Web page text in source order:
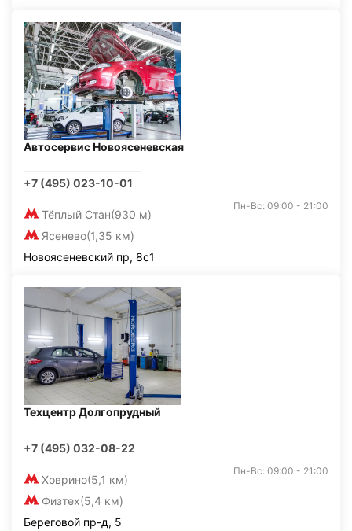
Автосервис Новоясеневская
+7 (495) 023-10-01
Тёплый Стан(930 м)
Ясенево(1,35 км)
Пн-Вс: 09:00 - 21:00
Новоясеневский пр, 8с1
Техцентр Долгопрудный
+7 (495) 032-08-22
Ховрино(5,1 км)
Физтех(5,4 км)
Пн-Вс: 09:00 - 21:00
Береговой пр-д, 5